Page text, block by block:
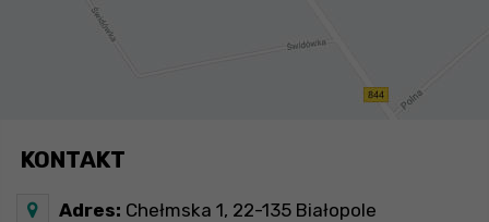
KONTAKT
Adres: Chełmska 1, 22-135 Białopole